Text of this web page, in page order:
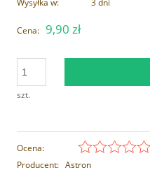
Wysyłka w:
3 dni
Cena: 9,90 zł
szt.
Ocena:
Producent: Astron